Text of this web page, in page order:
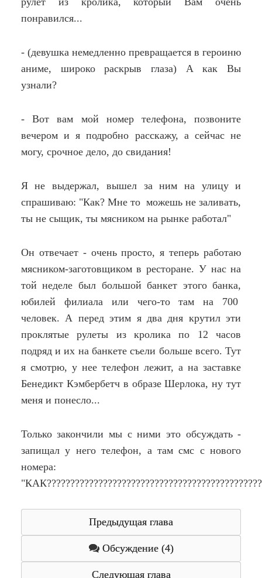
понравился...
- (девушка немедленно превращается в героиню
аниме, широко раскрыв глаза) А как Вы
узнали?
- Вот вам мой номер телефона, позвоните
вечером и я подробно расскажу, а сейчас не
могу, срочное дело, до свидания!
Я не выдержал, вышел за ним на улицу и
спрашиваю: "Как? Мне то можешь не заливать,
ты не сыщик, ты мясником на рынке работал"
Он отвечает - очень просто, я теперь работаю
мясником-заготовщиком в ресторане. У нас на
той неделе был большой банкет этого банка,
юбилей филиала или чего-то там на 700
человек. А перед этим я два дня крутил эти
проклятые рулеты из кролика по 12 часов
подряд и их на банкете съели больше всего. Тут
я смотрю, у нее телефон лежит, а на заставке
Бенедикт Кэмбербетч в образе Шерлока, ну тут
меня и понесло...
Только закончили мы с ними это обсуждать -
запищал у него телефон, а там смс с нового
номера:
Предыдущая глава
Обсуждение (4)
Следующая глава